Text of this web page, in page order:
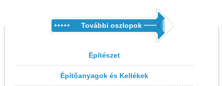
További oszlopok
Építészet
Építőanyagok és Kellékek